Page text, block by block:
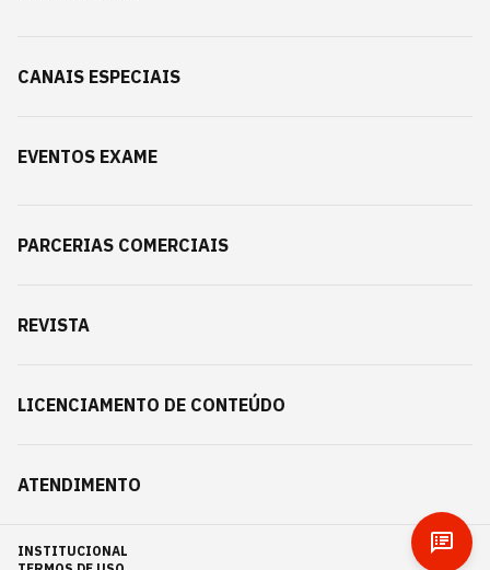
CANAIS ESPECIAIS
EVENTOS EXAME
PARCERIAS COMERCIAIS
REVISTA
LICENCIAMENTO DE CONTEÚDO
ATENDIMENTO
INSTITUCIONAL